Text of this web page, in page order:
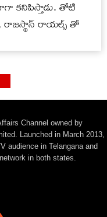
కనిపిస్తాడు. తోటి
రాజస్థాన్ రాయల్స్ తో
Channel owned by
Launched in March 2013,
audience in Telangana and
in both states.